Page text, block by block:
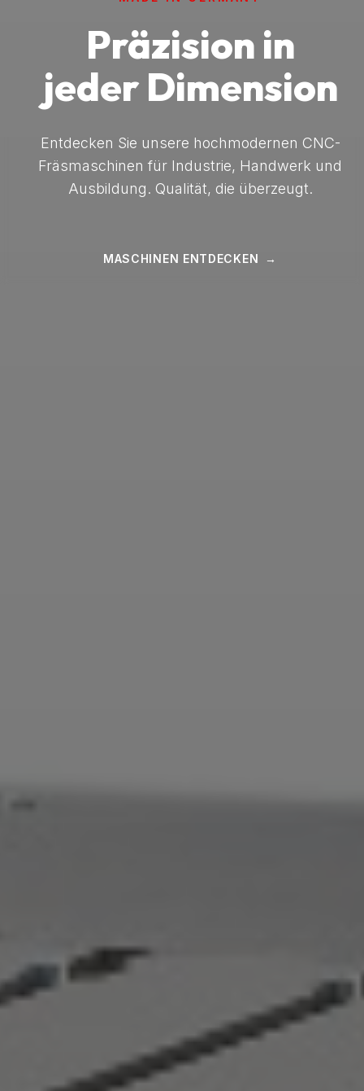
Präzision in
jeder Dimension
Entdecken Sie unsere hochmodernen CNC-
Fräsmaschinen für Industrie, Handwerk und
Ausbildung. Qualität, die überzeugt.
MASCHINEN ENTDECKEN →